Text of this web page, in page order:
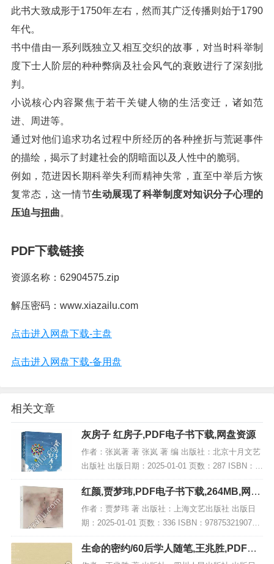
此书大致成形于1750年左右，然而其广泛传播则始于1790
年代。
书中借由一系列既独立又相互交织的故事，对当时科举制
度下士人阶层的种种弊病及社会风气的衰败进行了深刻批
判。
小说核心内容聚焦于若干关键人物的生活变迁，诸如范
进、周进等。
通过对他们追求功名过程中所经历的各种挫折与荒诞事件
的描绘，揭示了封建社会的阴暗面以及人性中的脆弱。
例如，范进因长期科举失利而精神失常，直至中举后方恢
复常态，这一情节生动展现了科举制度对知识分子心理的
压迫与扭曲。
PDF下载链接
资源名称：62904575.zip
解压密码：www.xiazailu.com
点击进入网盘下载-主盘
点击进入网盘下载-备用盘
相关文章
灰房子 红房子,PDF电子书下载,网盘资源
作者：张岚著 著 张岚 著 编 出版社：北京十月文艺
出版社 出版日期：2025-01-01 页数：287 ISBN：9
787530224533 电子书大小：215MB [高清扫描版P
DF格式]...
红颜,贾梦玮,PDF电子书下载,264MB,网盘
资源
作者：贾梦玮 著 出版社：上海文艺出版社 出版日
期：2025-01-01 页数：336 ISBN：9787532190751
电子书大小：264MB [高清扫描版PDF格式] 内容简
介 在历...
生命的密约/60后学人随笔,王兆胜,PDF电
子书网盘下载